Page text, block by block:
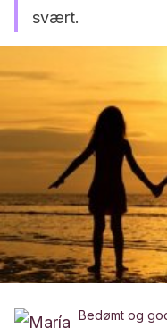
svært.
Bedømt og